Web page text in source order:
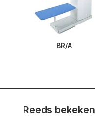
BR/A
Reeds bekeken